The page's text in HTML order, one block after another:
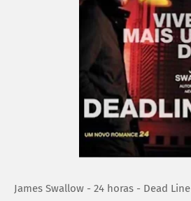
James Swallow - 24 horas - Dead Line